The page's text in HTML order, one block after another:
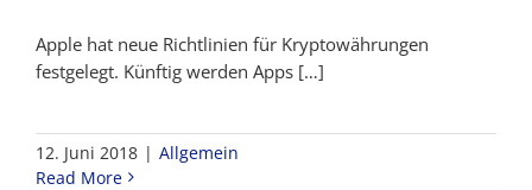
Apple hat neue Richtlinien für Kryptowährungen
festgelegt. Künftig werden Apps […]
12. Juni 2018 | Allgemein
Read More